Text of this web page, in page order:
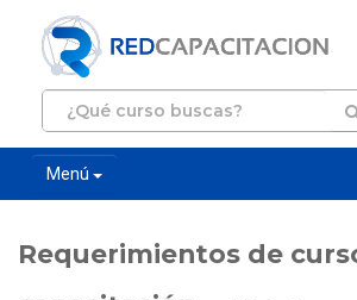
Menú
Requerimientos de